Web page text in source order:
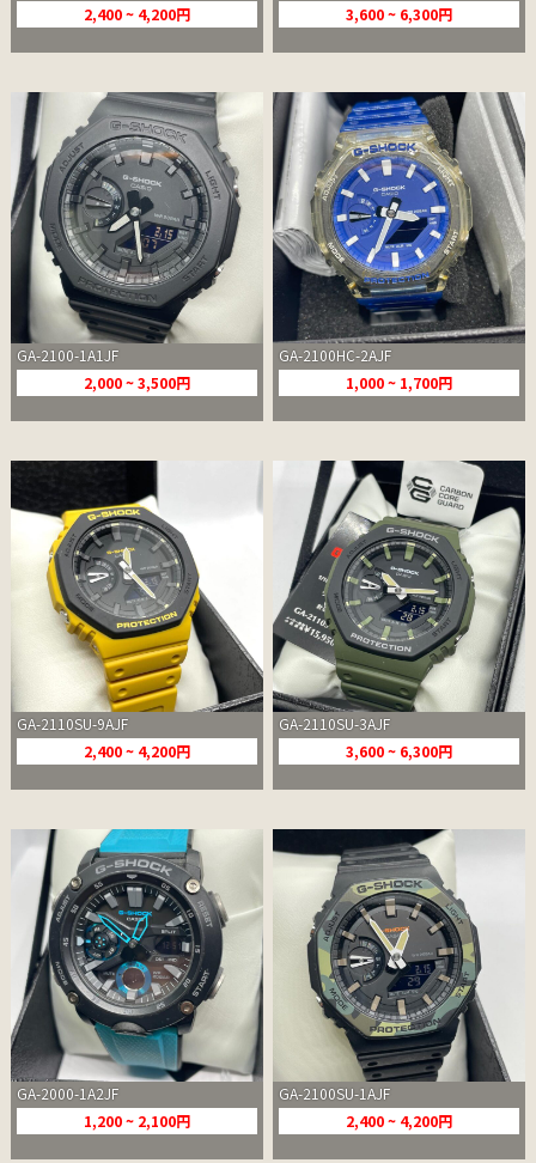
2,400 ~ 4,200円 3,600 ~ 6,300円
GA-2100-1A1JF
2,000 ~ 3,500円
GA-2100HC-2AJF
1,000 ~ 1,700円
GA-2110SU-9AJF
2,400 ~ 4,200円
GA-2110SU-3AJF
3,600 ~ 6,300円
GA-2000-1A2JF
1,200 ~ 2,100円
GA-2100SU-1AJF
2,400 ~ 4,200円